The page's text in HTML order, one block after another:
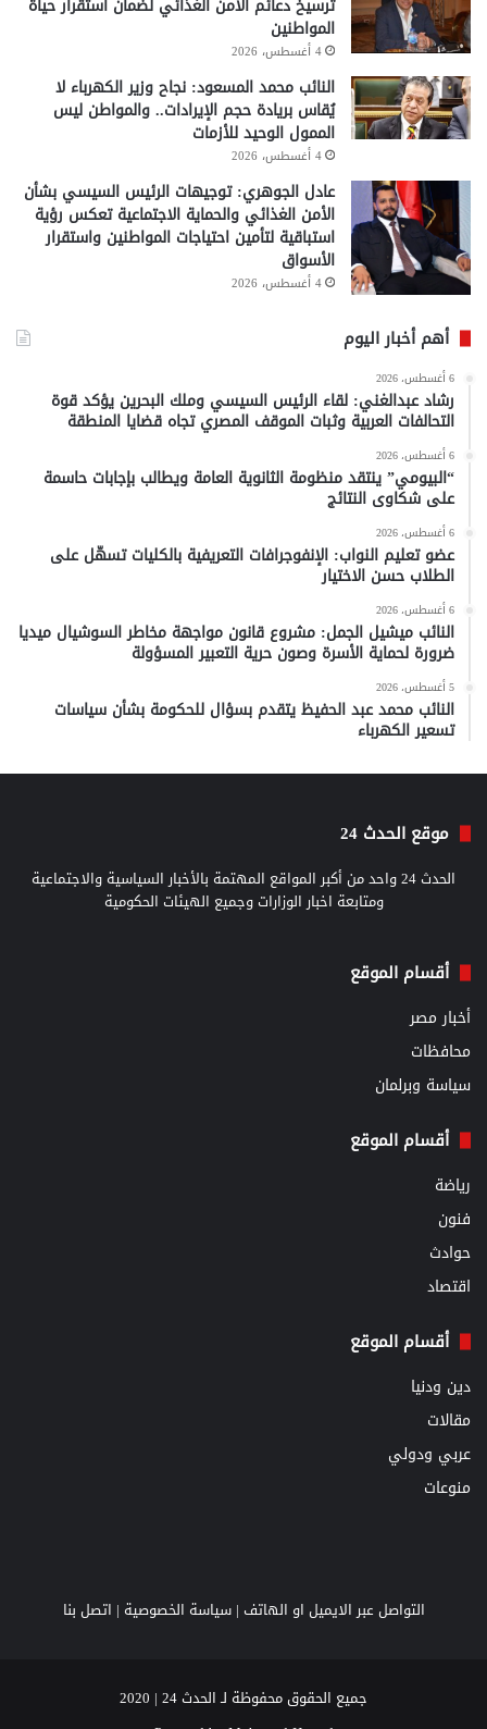
ترسيخ دعائم الأمن الغذائي لضمان استقرار حياة
المواطنين
4 أغسطس، 2026
النائب محمد المسعود: نجاح وزير الكهرباء لا
يُقاس بريادة حجم الإيرادات.. والمواطن ليس
الممول الوحيد للأزمات
4 أغسطس، 2026
عادل الجوهري: توجيهات الرئيس السيسي بشأن
الأمن الغذائي والحماية الاجتماعية تعكس رؤية
استباقية لتأمين احتياجات المواطنين واستقرار
الأسواق
4 أغسطس، 2026
أهم أخبار اليوم
6 أغسطس، 2026
رشاد عبدالغني: لقاء الرئيس السيسي وملك البحرين يؤكد قوة
التحالفات العربية وثبات الموقف المصري تجاه قضايا المنطقة
6 أغسطس، 2026
“البيومي” ينتقد منظومة الثانوية العامة ويطالب بإجابات حاسمة
على شكاوى النتائج
6 أغسطس، 2026
عضو تعليم النواب: الإنفوجرافات التعريفية بالكليات تسهّل على
الطلاب حسن الاختيار
6 أغسطس، 2026
النائب ميشيل الجمل: مشروع قانون مواجهة مخاطر السوشيال ميديا
ضرورة لحماية الأسرة وصون حرية التعبير المسؤولة
5 أغسطس، 2026
النائب محمد عبد الحفيظ يتقدم بسؤال للحكومة بشأن سياسات
تسعير الكهرباء
موقع الحدث 24
الحدث 24 واحد من أكبر المواقع المهتمة بالأخبار السياسية والاجتماعية
ومتابعة اخبار الوزارات وجميع الهيئات الحكومية
أقسام الموقع
أخبار مصر
محافظات
سياسة وبرلمان
أقسام الموقع
رياضة
فنون
حوادث
اقتصاد
أقسام الموقع
دين ودنيا
مقالات
عربي ودولي
منوعات
التواصل عبر الايميل او الهاتف |سياسة الخصوصية | اتصل بنا
جميع الحقوق محفوظة لـ الحدث 24 | 2020